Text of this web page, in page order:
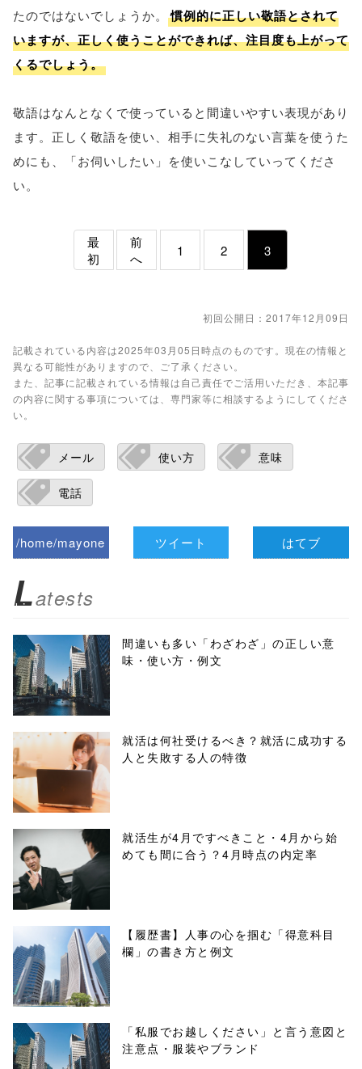
たのではないでしょうか。
慣例的に正しい敬語とされて
いますが、正しく使うことができれば、注目度も上がって
くるでしょう。
敬語はなんとなくで使っていると間違いやすい表現があり
ます。正しく敬語を使い、相手に失礼のない言葉を使うた
めにも、「お伺いしたい」を使いこなしていってくださ
い。
最
初
前
へ
1 2 3
初回公開日：2017年12月09日
記載されている内容は2025年03月05日時点のものです。現在の情報と
異なる可能性がありますので、ご了承ください。
また、記事に記載されている情報は自己責任でご活用いただき、本記事
の内容に関する事項については、専門家等に相談するようにしてくださ
い。
メール 使い方 意味
電話
/home/mayone
biz.jp/public_ht
ml/wp-
content/themes
/tapbiz_theme/
parts/sns-
buttons.php on
line10
/1022134"
onclick="windo
w.open(this.hre
f, 'Gwindow',
'width=550,
height=450,
menubar=no,
toolbar=no,
ツイート はてブ
Latests
間違いも多い「わざわざ」の正しい意
味・使い方・例文
就活は何社受けるべき？就活に成功する
人と失敗する人の特徴
就活生が4月ですべきこと・4月から始
めても間に合う？4月時点の内定率
【履歴書】人事の心を掴む「得意科目
欄」の書き方と例文
「私服でお越しください」と言う意図と
注意点・服装やブランド